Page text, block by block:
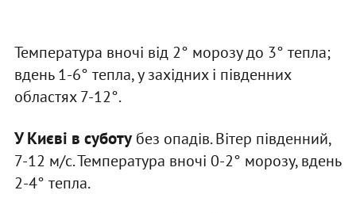
Температура вночі від 2° морозу до 3° тепла;
вдень 1-6° тепла, у західних і південних
областях 7-12°.
У Києві в суботубез опадів. Вітер південний,
7-12 м/с. Температура вночі 0-2° морозу, вдень
2-4° тепла.